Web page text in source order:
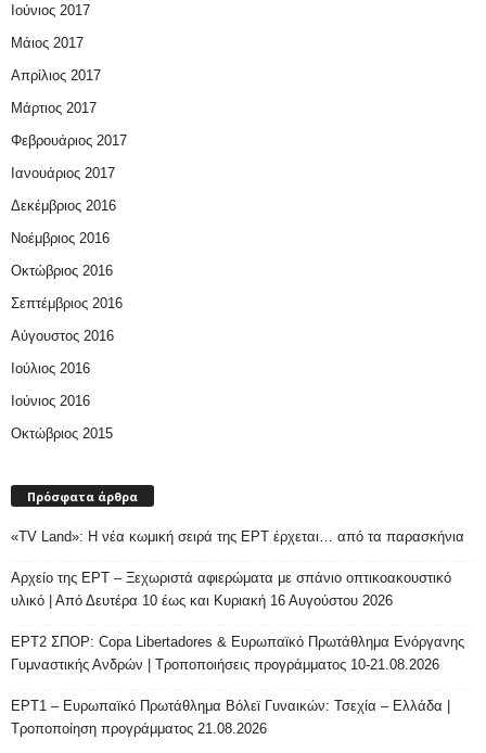
Ιούνιος 2017
Μάιος 2017
Απρίλιος 2017
Μάρτιος 2017
Φεβρουάριος 2017
Ιανουάριος 2017
Δεκέμβριος 2016
Νοέμβριος 2016
Οκτώβριος 2016
Σεπτέμβριος 2016
Αύγουστος 2016
Ιούλιος 2016
Ιούνιος 2016
Οκτώβριος 2015
Πρόσφατα άρθρα
«TV Land»: Η νέα κωμική σειρά της ΕΡΤ έρχεται… από τα παρασκήνια
Αρχείο της ΕΡΤ – Ξεχωριστά αφιερώματα με σπάνιο οπτικοακουστικό
υλικό | Από Δευτέρα 10 έως και Κυριακή 16 Αυγούστου 2026
ΕΡΤ2 ΣΠΟΡ: Copa Libertadores & Ευρωπαϊκό Πρωτάθλημα Ενόργανης
Γυμναστικής Ανδρών | Τροποποιήσεις προγράμματος 10-21.08.2026
ΕΡΤ1 – Ευρωπαϊκό Πρωτάθλημα Βόλεϊ Γυναικών: Τσεχία – Ελλάδα |
Τροποποίηση προγράμματος 21.08.2026